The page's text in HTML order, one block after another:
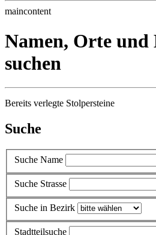
maincontent
Namen, Orte und
suchen
Bereits verlegte Stolpersteine
Suche
Suche Name
Suche Strasse
Suche in Bezirk
Stadtteilsuche